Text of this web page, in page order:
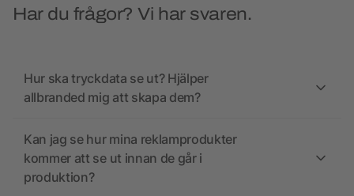
Har du frågor? Vi har svaren.
Hur ska tryckdata se ut? Hjälper
allbranded mig att skapa dem?
Kan jag se hur mina reklamprodukter
kommer att se ut innan de går i
produktion?